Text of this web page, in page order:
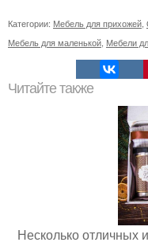
Категории: Мебель для прихожей
Мебель для маленькой Мебели
Читайте также
Несколько отличных